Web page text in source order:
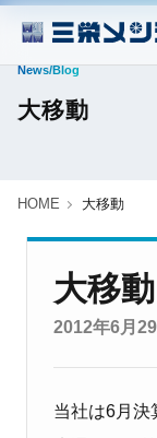
News/Blog
大移動
HOME 大移動
大移動
2012年6月29
当社は6月決